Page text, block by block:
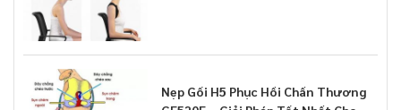
Nẹp Gối H5 Phục Hồi Chấn Thương